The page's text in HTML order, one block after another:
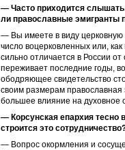
— Часто приходится слышать,
ли православные эмигранты
— Вы имеете в виду церковную
число воцерковленных или,
сильно отличается в России
переживает последние годы,
ободряющее свидетельство
своим размерам
большее влияние на духовное
— Корсунская епархия тесно
строится это
— Вопрос окормления и